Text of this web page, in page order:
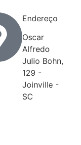
Endereço
Oscar
Alfredo
Julio Bohn,
129 -
Joinville -
SC